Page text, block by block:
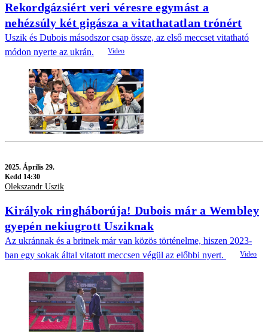
Rekordgázsiért veri véresre egymást a
nehézsúly két gigásza a vitathatatlan trónért
Uszik és Dubois másodszor csap össze, az első meccset vitatható
módon nyerte az ukrán.
2025. Április 29.
Kedd 14:30
Olekszandr Uszik
Királyok ringháborúja! Dubois már a Wembley
gyepén nekiugrott Usziknak
Az ukránnak és a britnek már van közös történelme, hiszen 2023-
ban egy sokak által vitatott meccsen végül az előbbi nyert.